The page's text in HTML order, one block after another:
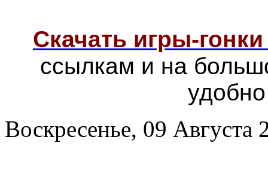
Скачать игры-
ссылкам и на
Воскресенье, 09 Августа